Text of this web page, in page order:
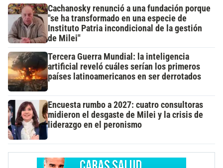
Cachanosky renunció a una fundación porque
"se ha transformado en una especie de
Instituto Patria incondicional de la gestión
de Milei"
Tercera Guerra Mundial: la inteligencia
artificial reveló cuáles serían los primeros
países latinoamericanos en ser derrotados
Encuesta rumbo a 2027: cuatro consultoras
midieron el desgaste de Milei y la crisis de
liderazgo en el peronismo